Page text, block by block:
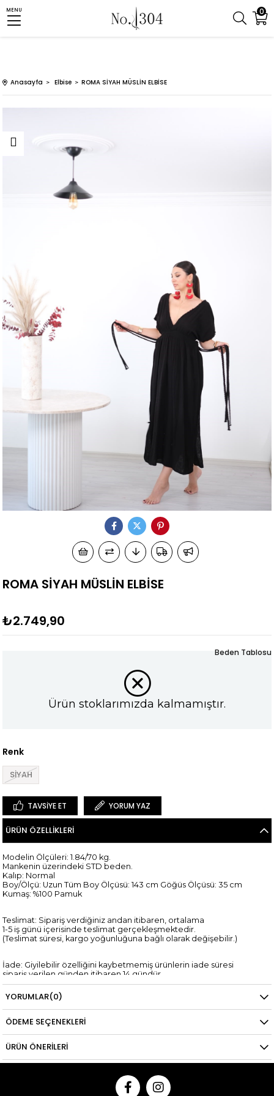
0
MENU
Anasayfa Elbise ROMA SİYAH MÜSLİN ELBİSE
ROMA SİYAH MÜSLİN ELBİSE
₺2.749,90
Ürün stoklarımızda kalmamıştır.
Renk
SİYAH
Beden Tablosu
TAVSIYE ET YORUM YAZ
ÜRÜN ÖZELLIKLERI
Modelin Ölçüleri: 1.84/70 kg.
Mankenin üzerindeki STD beden.
Kalıp: Normal
Boy/Ölçü: Uzun Tüm Boy Ölçüsü: 143 cm Göğüs Ölçüsü: 35 cm
Kumaş: %100 Pamuk
Teslimat: Sipariş verdiğiniz andan itibaren, ortalama
1-5 iş günü içerisinde teslimat gerçekleşmektedir.
(Teslimat süresi, kargo yoğunluğuna bağlı olarak değişebilir.)
İade: Giyilebilir özelliğini kaybetmemiş ürünlerin iade süresi
sipariş verilen günden itibaren 14 gündür.
*Kredi kartına yapılan iadelerin kredi kartı hesaplarına yansıma
süresi,
ilgili bankanın tasarrufundadır.
YORUMLAR(0)
ÖDEME SEÇENEKLERI
ÜRÜN ÖNERILERI